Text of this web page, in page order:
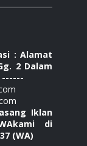
: Alamat
2 Dalam
------
Iklan
di
(WA)